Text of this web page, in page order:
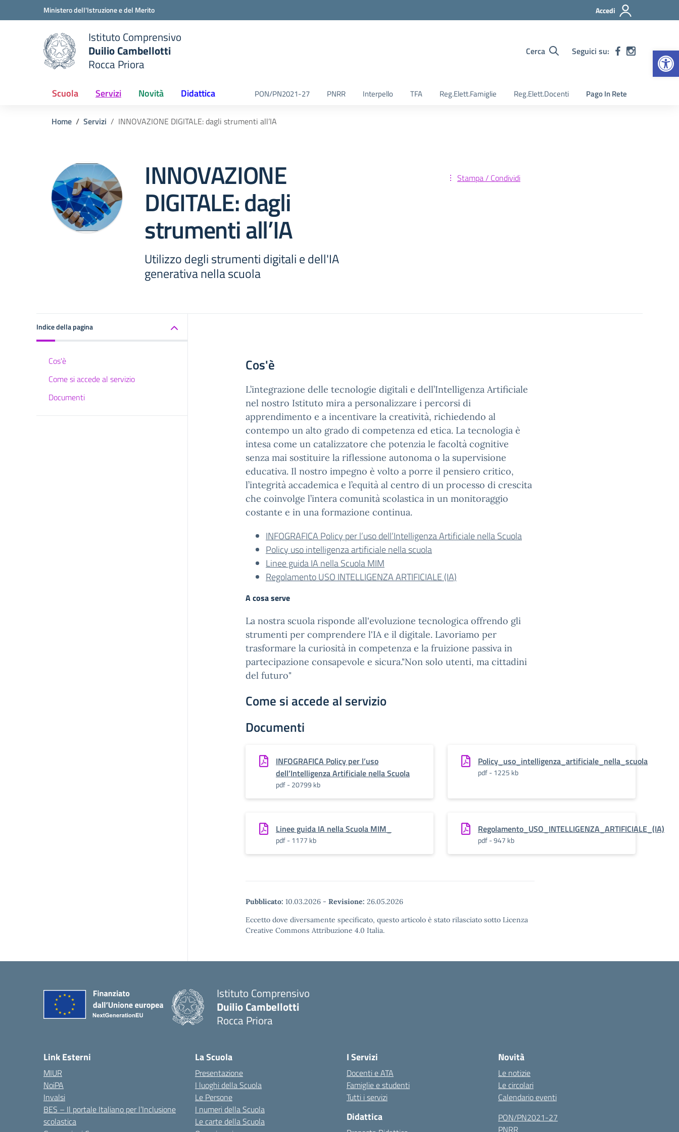
Vai ai contenuti
Vai al menu di navigazioneMinistero dell'Istruzione e del Merito Accedi
scuola
Istituto Comprensivo
Duilio Cambellotti
Rocca Priora
Cerca Seguici su:
Scuola Servizi Novità Didattica PON/PN2021-27 PNRR Interpello TFA Reg.Elett.Famiglie Reg.Elett.Docenti Pago In Rete
Home Servizi INNOVAZIONE DIGITALE: dagli strumenti all’IA
INNOVAZIONE
DIGITALE: dagli
strumenti all’IA
Utilizzo degli strumenti digitali e dell'IA
generativa nella scuola
Stampa / Condividi
Indice della pagina
Cos'è
Come si accede al servizio
Documenti
Cos'è
L’integrazione delle tecnologie digitali e dell’Intelligenza Artificiale
nel nostro Istituto mira a personalizzare i percorsi di
apprendimento e a incentivare la creatività, richiedendo al
contempo un alto grado di competenza ed etica. La tecnologia è
intesa come un catalizzatore che potenzia le facoltà cognitive
senza mai sostituire la riflessione autonoma o la supervisione
educativa. Il nostro impegno è volto a porre il pensiero critico,
l’integrità accademica e l’equità al centro di un processo di crescita
che coinvolge l’intera comunità scolastica in un monitoraggio
costante e in una formazione continua.
INFOGRAFICA Policy per l’uso dell’Intelligenza Artificiale nella Scuola
Policy uso intelligenza artificiale nella scuola
Linee guida IA nella Scuola MIM
Regolamento USO INTELLIGENZA ARTIFICIALE (IA)
A cosa serve
La nostra scuola risponde all'evoluzione tecnologica offrendo gli
strumenti per comprendere l'IA e il digitale. Lavoriamo per
trasformare la curiosità in competenza e la fruizione passiva in
partecipazione consapevole e sicura."Non solo utenti, ma cittadini
del futuro"
Come si accede al servizio
Documenti
INFOGRAFICA Policy per l’uso
dell’Intelligenza Artificiale nella Scuola
pdf - 20799 kb
Policy_uso_intelligenza_artificiale_nella_scuola
pdf - 1225 kb
Linee guida IA nella Scuola MIM_
pdf - 1177 kb
Regolamento_USO_INTELLIGENZA_ARTIFICIALE_(IA)
pdf - 947 kb
Pubblicato: 10.03.2026 - Revisione: 26.05.2026
Eccetto dove diversamente specificato, questo articolo è stato rilasciato sotto Licenza
Creative Commons Attribuzione 4.0 Italia.
Istituto Comprensivo
Duilio Cambellotti
Rocca Priora
Link Esterni
MIUR
NoiPA
Invalsi
BES – Il portale Italiano per l’Inclusione
scolastica
La Scuola
Presentazione
I luoghi della Scuola
Le Persone
I numeri della Scuola
Le carte della Scuola
I Servizi
Docenti e ATA
Famiglie e studenti
Tutti i servizi
Didattica
Novità
Le notizie
Le circolari
Calendario eventi
PON/PN2021-27
PNRR